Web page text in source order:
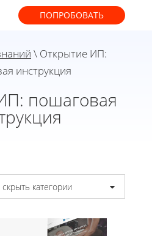
ПОПРОБОВАТЬ
\ Открытие ИП:
инструкция
пошаговая
категории